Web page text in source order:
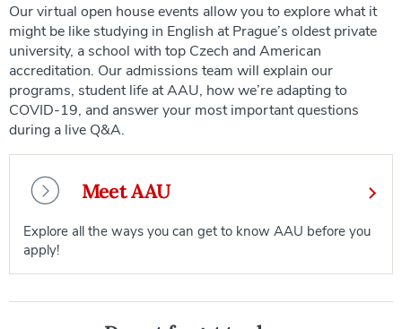
Our virtual open house events allow you to explore what it
might be like studying in English at Prague’s oldest private
university, a school with top Czech and American
accreditation. Our admissions team will explain our
programs, student life at AAU, how we’re adapting to
COVID-19, and answer your most important questions
during a live Q&A.
Meet AAU
Explore all the ways you can get to know AAU before you
apply!